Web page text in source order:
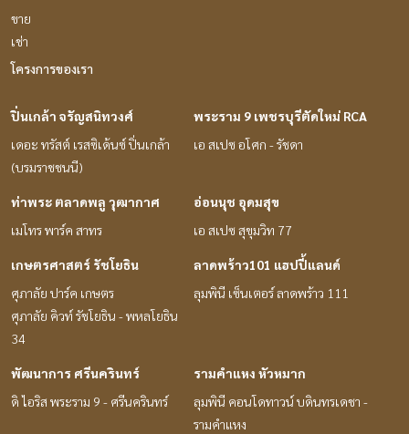
ขาย
เช่า
โครงการของเรา
ปิ่นเกล้า จรัญสนิทวงศ์
เดอะ ทรัสต์ เรสซิเด้นซ์ ปิ่นเกล้า
(บรมราชชนนี)
พระราม 9 เพชรบุรีตัดใหม่ RCA
เอ สเปซ อโศก - รัชดา
ท่าพระ ตลาดพลู วุฒากาศ
เมโทร พาร์ค สาทร
อ่อนนุช อุดมสุข
เอ สเปซ สุขุมวิท 77
เกษตรศาสตร์ รัชโยธิน
ศุภาลัย ปาร์ค เกษตร
ศุภาลัย คิวท์ รัชโยธิน - พหลโยธิน
34
ลาดพร้าว101 แฮปปี้แลนด์
ลุมพินี เซ็นเตอร์ ลาดพร้าว 111
พัฒนาการ ศรีนครินทร์
ดิ ไอริส พระราม 9 - ศรีนครินทร์
รามคำแหง หัวหมาก
ลุมพินี คอนโดทาวน์ บดินทรเดชา -
รามคำแหง